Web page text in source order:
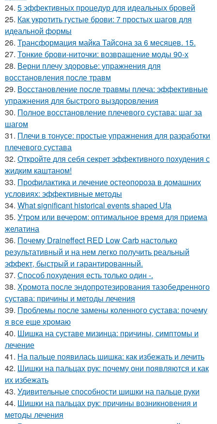
24. 5 эффективных процедур для идеальных бровей
25. Как укротить густые брови: 7 простых шагов для
идеальной формы
26. Трансформация майка Тайсона за 6 месяцев. 15.
27. Тонкие брови-ниточки: возвращение моды 90-х
28. Верни плечу здоровье: упражнения для
восстановления после травм
29. Восстановление после травмы плеча: эффективные
упражнения для быстрого выздоровления
30. Полное восстановление плечевого сустава: шаг за
шагом
31. Плечи в тонусе: простые упражнения для разработки
плечевого сустава
32. Откройте для себя секрет эффективного похудения с
жидким каштаном!
33. Профилактика и лечение остеопороза в домашних
условиях: эффективные методы
34. What significant historical events shaped Ufa
35. Утром или вечером: оптимальное время для приема
желатина
36. Почему Draineffect RED Low Carb настолько
результативный и на нем легко получить реальный
эффект, быстрый и гарантированный.
37. Способ похудения есть только один -.
38. Хромота после эндопротезирования тазобедренного
сустава: причины и методы лечения
39. Проблемы после замены коленного сустава: почему
я все еще хромаю
40. Шишка на суставе мизинца: причины, симптомы и
лечение
41. На пальце появилась шишка: как избежать и лечить
42. Шишки на пальцах рук: почему они появляются и как
их избежать
43. Удивительные способности шишки на пальце руки
44. Шишки на пальцах рук: причины возникновения и
методы лечения